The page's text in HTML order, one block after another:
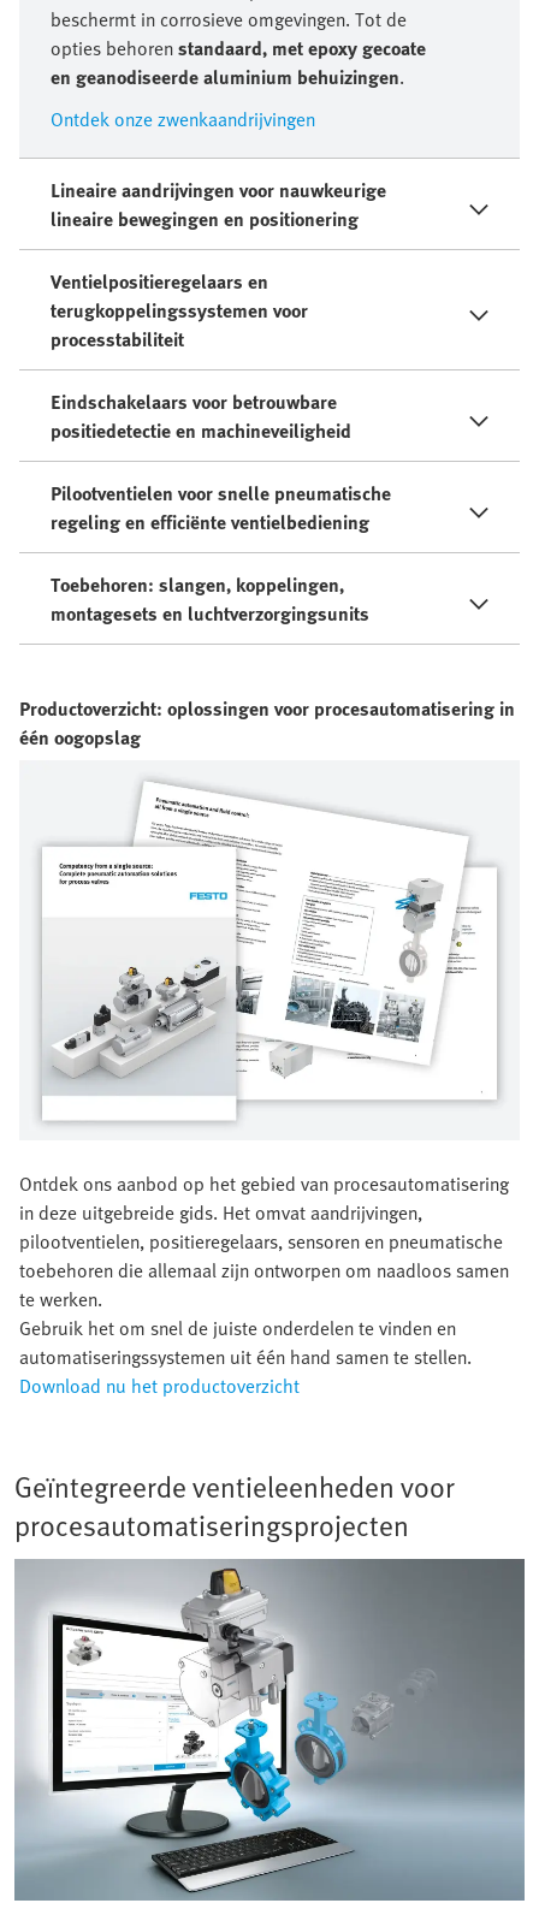
beschermt in corrosieve omgevingen. Tot de
opties behorenstandaard, met epoxy gecoate
en geanodiseerde aluminium behuizingen.
Ontdek onze zwenkaandrijvingen
Lineaire aandrijvingen voor nauwkeurige
lineaire bewegingen en positionering
Ventielpositieregelaars en
terugkoppelingssystemen voor
processtabiliteit
Eindschakelaars voor betrouwbare
positiedetectie en machineveiligheid
Pilootventielen voor snelle pneumatische
regeling en efficiënte ventielbediening
Toebehoren: slangen, koppelingen,
montagesets en luchtverzorgingsunits
Productoverzicht: oplossingen voor procesautomatisering in
één oogopslag
Ontdek ons aanbod op het gebied van procesautomatisering
in deze uitgebreide gids. Het omvat aandrijvingen,
pilootventielen, positieregelaars, sensoren en pneumatische
toebehoren die allemaal zijn ontworpen om naadloos samen
te werken.
Gebruik het om snel de juiste onderdelen te vinden en
automatiseringssystemen uit één hand samen te stellen.
Download nu het productoverzicht
Geïntegreerde ventieleenheden voor
procesautomatiseringsprojecten